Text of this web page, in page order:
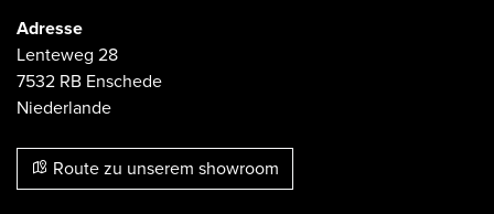
Adresse
Lenteweg 28
7532 RB Enschede
Niederlande
Route zu unserem showroom